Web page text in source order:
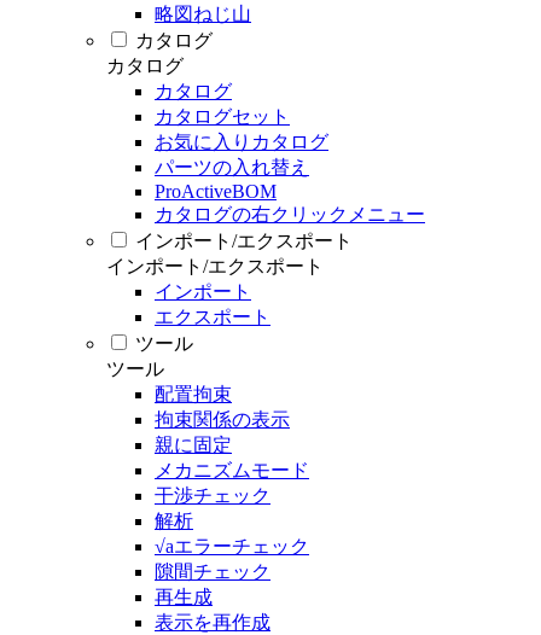
略図ねじ山
カタログ
カタログ
カタログ
カタログセット
お気に入りカタログ
パーツの入れ替え
ProActiveBOM
カタログの右クリックメニュー
インポート/エクスポート
インポート/エクスポート
インポート
エクスポート
ツール
ツール
配置拘束
拘束関係の表示
親に固定
メカニズムモード
干渉チェック
解析
√aエラーチェック
隙間チェック
再生成
表示を再作成